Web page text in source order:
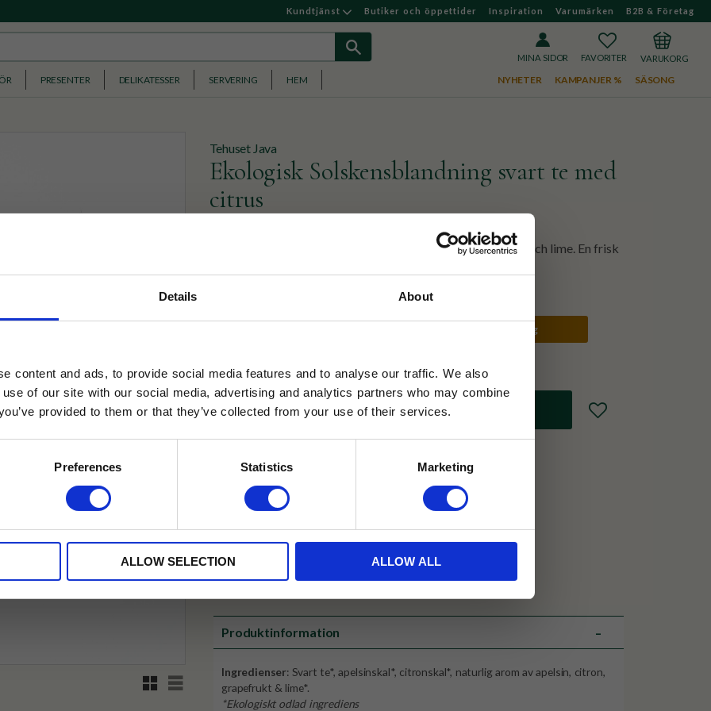
Details About
content and ads, to provide social media features and to analyse our traffic. We also
of our site with our social media, advertising and analytics partners who may combine
provided to them or that they’ve collected from your use of their services.
Preferences Statistics Marketing
ALLOW SELECTION ALLOW ALL
Kundtjänst Butiker och öppettider Inspiration Varumärken B2B & Företag
MINA SIDOR
FAVORITERKUNDVAGN
PRESENTER DELIKATESSER SERVERING HEM NYHETER KAMPANJER % SÄSONG
Tehuset Java
Ekologisk Solskensblandning svart te med
citrus
Ekologiskt svart te med smak av apelsin, citron, grapefrukt och lime. En frisk
RutnätsvyListvy
1kg
89KR
Lägg till i favoriter
✓ Betala direkt eller inom 30 dagar
✓ Gratis teprov i varje beställning
Visa alla produkter från Tehuset Java
Produktinformation
Ingredienser: Svart te*, apelsinskal*, citronskal*, naturlig arom av apelsin, citron,
grapefrukt & lime*.
*Ekologiskt odlad ingrediens
Läs mer
Rabatten fungerar endast
med andra erbjudanden.